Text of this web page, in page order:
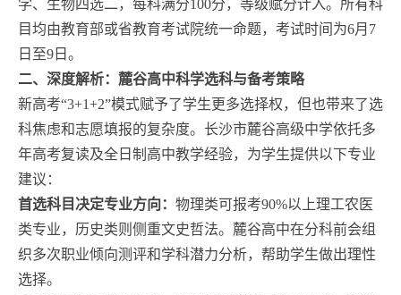
学、生物四选二，每科满分100分，等级赋分计入。所有科
目均由教育部或省教育考试院统一命题，考试时间为6月7
日至9日。
二、深度解析：麓谷高中科学选科与备考策略
新高考“3+1+2”模式赋予了学生更多选择权，但也带来了选
科焦虑和志愿填报的复杂度。长沙市麓谷高级中学依托多
年高考复读及全日制高中教学经验，为学生提供以下专业
建议：
首选科目决定专业方向： 物理类可报考90%以上理工农医
类专业，历史类则侧重文史哲法。麓谷高中在分科前会组
织多次职业倾向测评和学科潜力分析，帮助学生做出理性
选择。